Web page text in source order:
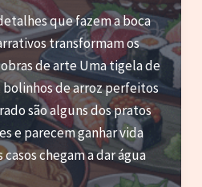
que fazem a boca
transformam os
de arte Uma tigela de
de arroz perfeitos
são alguns dos pratos
e parecem ganhar vida
chegam a dar água